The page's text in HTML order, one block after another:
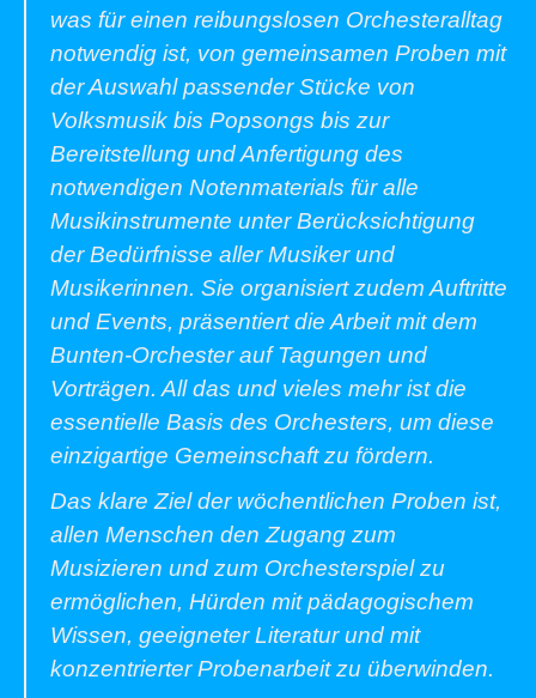
was für einen reibungslosen Orchesteralltag
notwendig ist, von gemeinsamen Proben mit
der Auswahl passender Stücke von
Volksmusik bis Popsongs bis zur
Bereitstellung und Anfertigung des
notwendigen Notenmaterials für alle
Musikinstrumente unter Berücksichtigung
der Bedürfnisse aller Musiker und
Musikerinnen. Sie organisiert zudem Auftritte
und Events, präsentiert die Arbeit mit dem
Bunten-Orchester auf Tagungen und
Vorträgen. All das und vieles mehr ist die
essentielle Basis des Orchesters, um diese
einzigartige Gemeinschaft zu fördern.
Das klare Ziel der wöchentlichen Proben ist,
allen Menschen den Zugang zum
Musizieren und zum Orchesterspiel zu
ermöglichen, Hürden mit pädagogischem
Wissen, geeigneter Literatur und mit
konzentrierter Probenarbeit zu überwinden.